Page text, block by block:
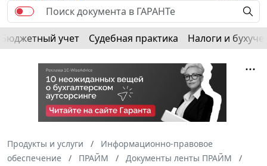
Бюджетный учет Судебная практика Налоги и
Продукты и услуги
Информационно-правовое
обеспечение
ПРАЙМ
Документы ленты ПРАЙМ